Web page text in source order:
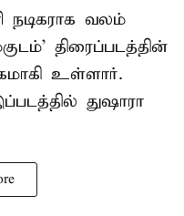
நடிகராக வலம்
திரைப்படத்தின்
உள்ளார்.
துஷாரா